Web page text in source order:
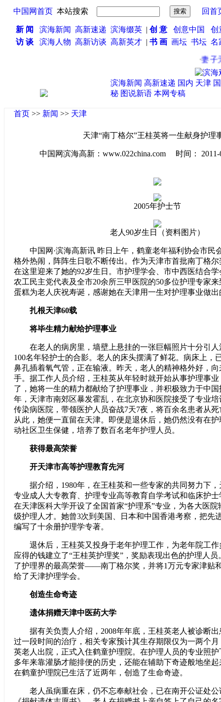
中国网首页 本站搜索 回首
新 闻 滨海新闻 高新速递 滨海缀英| 创 意 创意中国
创
访 谈
滨海人物 高新访谈 高新英才 | 书 画 画坛 书坛 名
妻子无
滨海新闻 高新速递 国内 天津
秘 图说新语 本网专稿
首页 >> 新闻 >> 天津
天津“南丁格尔”王桂英将一生献身护理
中国网滨海高新：www.022china.com 时间： 2011-
2005年护士节
老人90岁生日（资料图片）
中国网·滨海高新讯 昨日上午，鹤童老年福利协会市民
格外热闹，阵阵生日歌不断传出。作为天津市首批南丁格
在这里迎来了她的92岁生日。市护理学会、市中西医结合
农工民主党代表及全市20余所三甲医院的50多位护理专家
蛋糕为老人庆祝寿诞，感谢她在天津用一生对护理事业做
扎根天津60载
将毕生精力献给护理事业
在老人的病房里，墙壁上悬挂的一张巨幅照片十分引人
100名年轻护士的合影。老人的床头摆满了鲜花。病床上，
鼻孔插着氧气管，正在输液。昨天，老人的精神格外好，
手。据工作人员介绍，王桂英从年轻时就开始从事护理事
了，她将一生的精力都献给了护理事业，并积极致力于中
年，天津市南郊区暴发霍乱，在北京协和医院接受了专业
传染病医院，带领医护人员奋战7天7夜，将百余名患者从
从此，她便一直留在天津。即便是退休后，她仍然没有在
动社区卫生保健，培养了数百名老年护理人员。
获得最高荣誉
开天津市高等护理教育先河
据介绍，1980年，在王桂英和一些专家的共同努力下，
专业成人大专教育、护理专业高等教育自学考试和临床护
在天津医科大学开设了全国首家“护理系”专业，为各大医
级护理人才。她曾3次到美国、日本和中国香港考察，把先
编写了十余册护理学专著。
退休后，王桂英又投身于老年护理工作，为老年院工作
应得的钱建立了“王桂英护理奖”，奖励表现出色的护理人员
了护理界的最高荣誉——南丁格尔奖，并将1万元专家津贴
给了天津护理学会。
创造生命奇迹
遗体捐赠天津中医药大学
据有关负责人介绍，2008年年底，王桂英老人被诊断出
过一段时间的治疗，相关专家预计其生存期限仅为一两个月
英老人出院，正式入住鹤童护理院。在护理人员的专业照
多年来靠灌肠才能排便的历史，还能在辅助下奇迹般地坐
在鹤童护理院已生活了近两年，创造了生命奇迹。
老人虽病重在床，仍不忘奉献社会，已在南开公证处公